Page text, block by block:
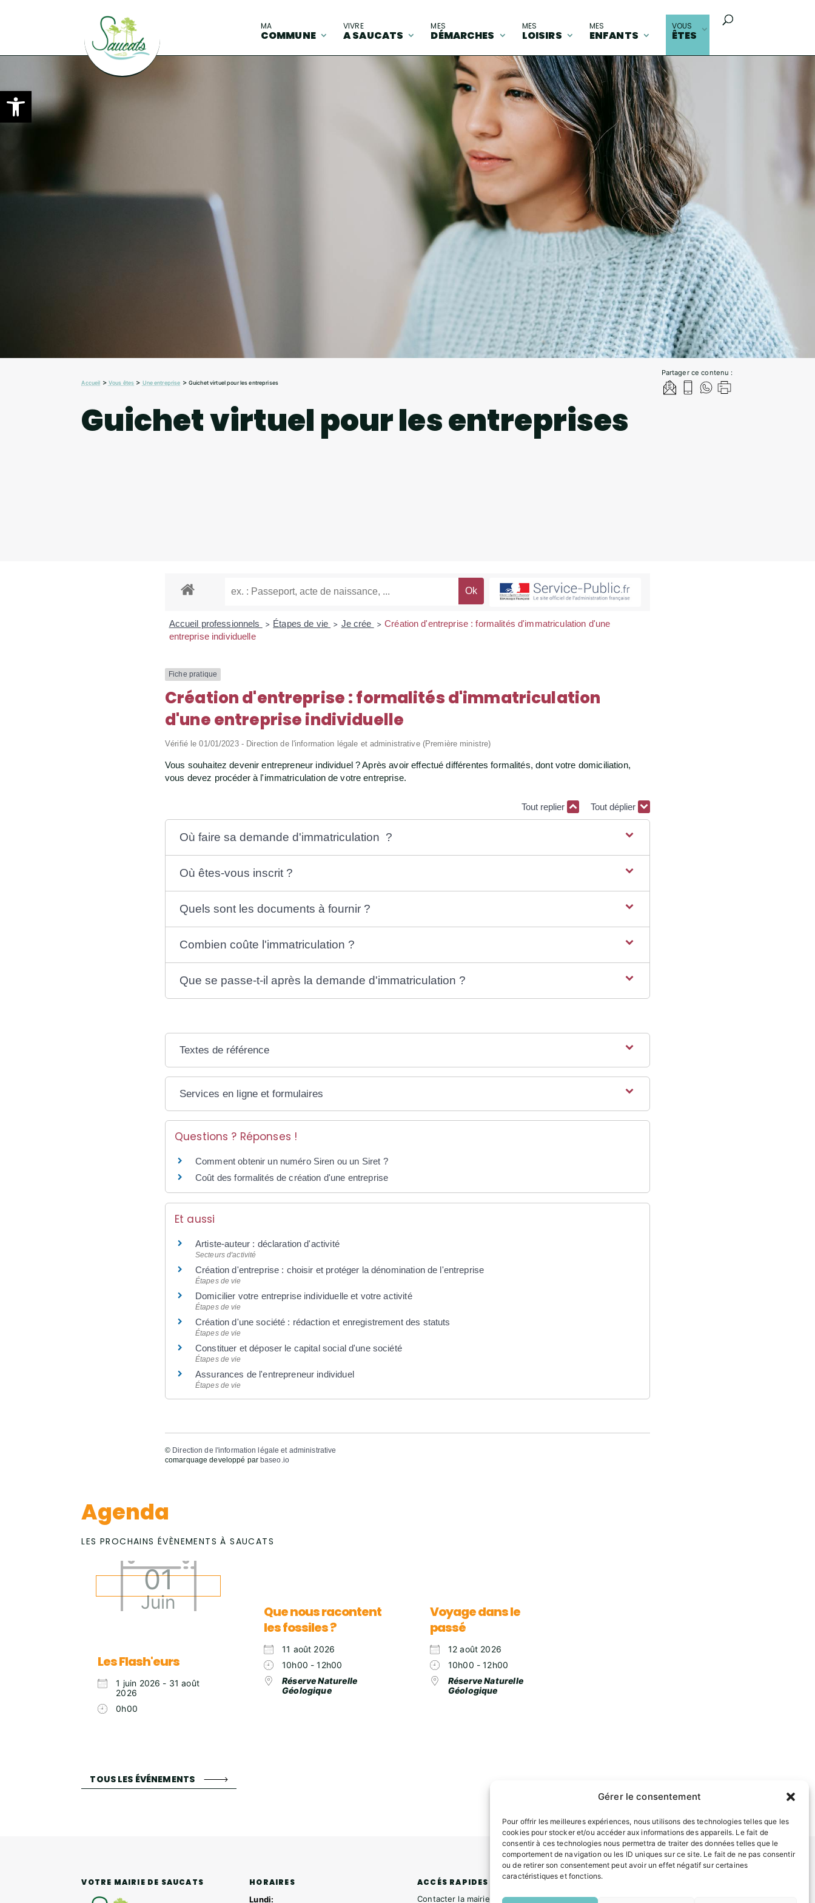
Ouvrir la barre d’outils
Gérer le consentement
Pour offrir les meilleures expériences, nous utilisons des technologies telles que les
cookies pour stocker et/ou accéder aux informations des appareils. Le fait de
consentir à ces technologies nous permettra de traiter des données telles que le
comportement de navigation ou les ID uniques sur ce site. Le fait de ne pas consentir
ou de retirer son consentement peut avoir un effet négatif sur certaines
caractéristiques et fonctions.
MA
COMMUNE
VIVRE
A SAUCATS
MES
DÉMARCHES
MES
LOISIRS
MES
ENFANTS
VOUS
ÊTES
Partager ce contenu :
Accueil > Vous êtes > Une entreprise > Guichet virtuel pour les entreprises
Guichet virtuel pour les entreprises
Accueil professionnels > Étapes de vie > Je crée > Création d'entreprise : formalités d'immatriculation d'une
entreprise individuelle
Fiche pratique
Création d'entreprise : formalités d'immatriculation
d'une entreprise individuelle
Vérifié le 01/01/2023 - Direction de l'information légale et administrative (Première ministre)
Vous souhaitez devenir entrepreneur individuel ? Après avoir effectué différentes formalités, dont votre domiciliation,
vous devez procéder à l'immatriculation de votre entreprise.
Tout replier Tout déplier
Où faire sa demande d'immatriculation ?
Où êtes-vous inscrit ?
Quels sont les documents à fournir ?
Combien coûte l'immatriculation ?
Que se passe-t-il après la demande d'immatriculation ?
Textes de référence
Services en ligne et formulaires
Questions ? Réponses !
Comment obtenir un numéro Siren ou un Siret ?
Coût des formalités de création d'une entreprise
Et aussi
Artiste-auteur : déclaration d'activité
Secteurs d'activité
Création d'entreprise : choisir et protéger la dénomination de l'entreprise
Étapes de vie
Domicilier votre entreprise individuelle et votre activité
Étapes de vie
Création d'une société : rédaction et enregistrement des statuts
Étapes de vie
Constituer et déposer le capital social d'une société
Étapes de vie
Assurances de l'entrepreneur individuel
Étapes de vie
© Direction de l'information légale et administrative
comarquage developpé par baseo.io
Agenda
LES PROCHAINS ÉVÈNEMENTS À SAUCATS
01
Juin
Les Flash'eurs
1 juin 2026 - 31 août
2026
0h00
Que nous racontent
les fossiles ?
11 août 2026
10h00 - 12h00
Réserve Naturelle
Géologique
Voyage dans le
passé
12 août 2026
10h00 - 12h00
Réserve Naturelle
Géologique
TOUS LES ÉVÉNEMENTS
VOTRE MAIRIE DE SAUCATS HORAIRES
Lundi:
ACCÉS RAPIDES
Contacter la mairie
INFORMATIONS LÉGALES
Mentions légales